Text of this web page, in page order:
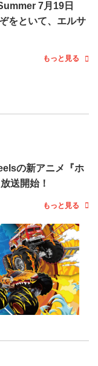
7月19日
をといて、エルサ
もっと見る
の新アニメ『ホ
送開始！
もっと見る